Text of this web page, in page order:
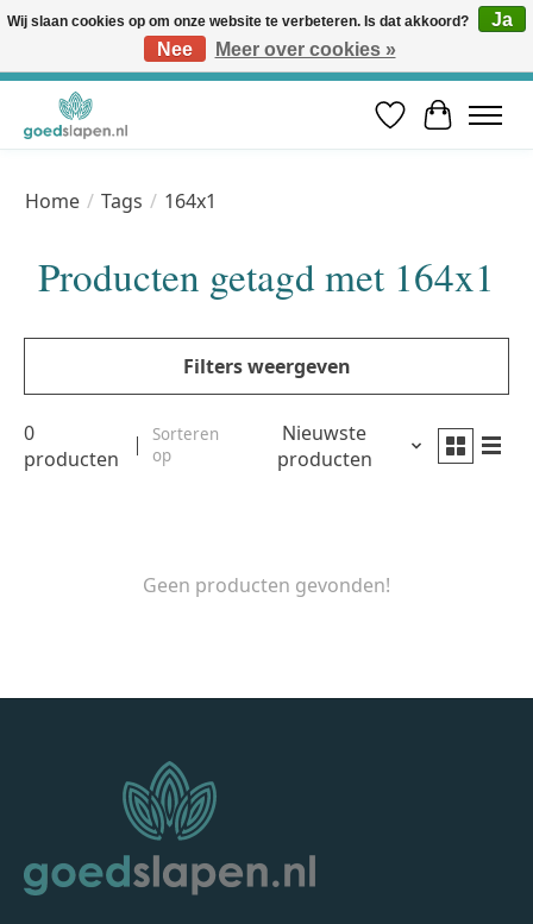
Vóór 12u besteld, volgende werkdag in huis* | Gratis verzending vanaf €50 | Professioneel slaapadvies
Verlanglijst
Home / Tags / 164x1
Producten getagd met 164x1
Filters weergeven
0
producten
Sorteren
op
Nieuwste
producten
Geen producten gevonden!
Wij slaan cookies op om onze website te verbeteren. Is dat akkoord?
Ja
Nee
Meer over cookies »